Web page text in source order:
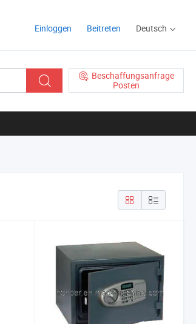
Einloggen Beitreten Deutsch
Beschaffungsanfrage
Posten